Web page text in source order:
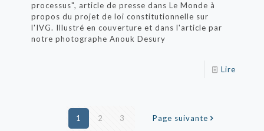
processus", article de presse dans Le Monde à
propos du projet de loi constitutionnelle sur
l'IVG. Illustré en couverture et dans l'article par
notre photographe Anouk Desury
Lire
1 2 3 Page suivante